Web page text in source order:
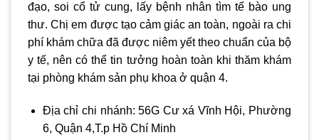
đạo, soi cổ tử cung, lấy bệnh nhân tìm tế bào ung
thư. Chị em được tạo cảm giác an toàn, ngoài ra chi
phí khám chữa đã được niêm yết theo chuẩn của bộ
y tế, nên có thể tin tưởng hoàn toàn khi thăm khám
tại phòng khám sản phụ khoa ở quận 4.
Địa chỉ chi nhánh: 56G Cư xá Vĩnh Hội, Phường
6, Quận 4,T.p Hồ Chí Minh